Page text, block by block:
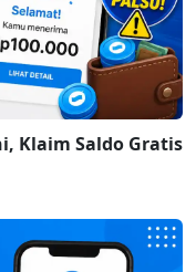
Klaim Saldo Gratis